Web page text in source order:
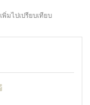
เพิ่มไปเปรียบเทียบ